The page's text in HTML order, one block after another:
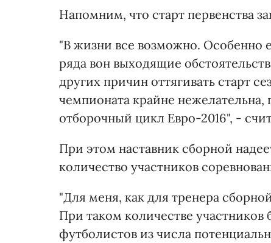
Напомним, что старт первенства
"В жизни все возможно. Особенно
ряда вон выходящие
других причин оттягивать старт
чемпионата крайне нежелательна,
отборочный цикл Евро-2016", -
При этом наставник сборной
количество участников
"Для меня, как для тренера
При таком количестве участников
футболистов из числа